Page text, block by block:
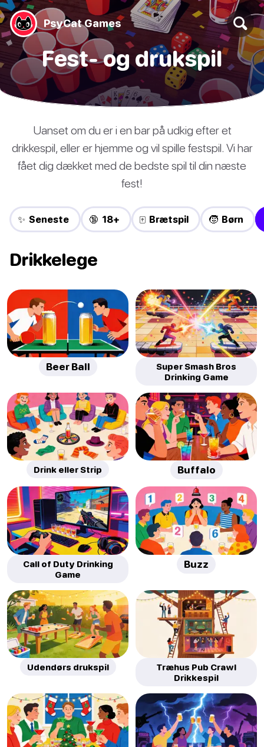
PsyCat Games
Fest- og drukspil
Uanset om du er i en bar på udkig efter et
drikkespil, eller er hjemme og vil spille festspil. Vi har
fået dig dækket med de bedste spil til din næste
fest!
✨ Seneste 🔞 18+ 🀄 Brætspil 🧒 Børn
Drikkelege
Beer Ball
Super Smash Bros
Drinking Game
Drink eller Strip Buffalo
Call of Duty Drinking
Game
Buzz
Udendørs drukspil
Træhus Pub Crawl
Drikkespil